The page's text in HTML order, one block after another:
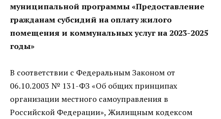
муниципальной программы «Предоставление
гражданам субсидий на оплату жилого
помещения и коммунальных услуг на 2023-2025
годы»
В соответствии с Федеральным Законом от
06.10.2003 № 131-ФЗ «Об общих принципах
организации местного самоуправления в
Российской Федерации», Жилищным кодексом